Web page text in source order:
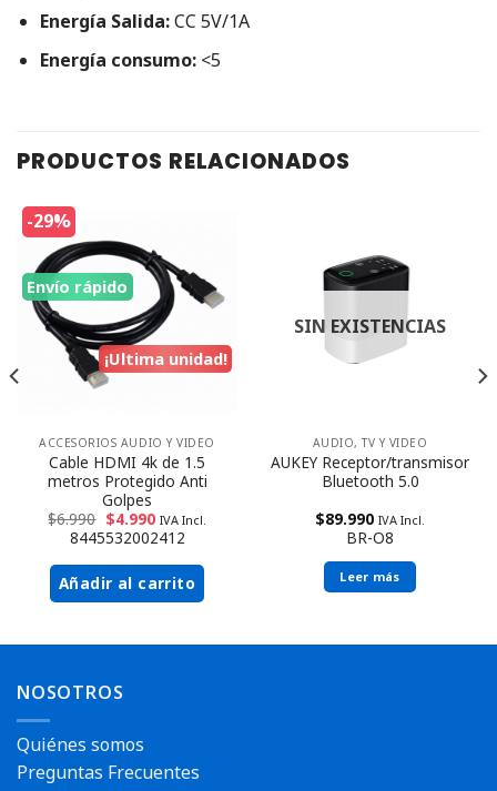
Energía Salida:CC 5V/1A
Energía consumo:<5
PRODUCTOS RELACIONADOS
-29%
¡Ultima unidad!
Envío rápido
ACCESORIOS AUDIO Y VIDEO
Cable HDMI 4k de 1.5
metros Protegido Anti
Golpes
$6.990 $4.990 IVA Incl.
8445532002412
Añadir al carrito
SIN EXISTENCIAS
AUDIO, TV Y VIDEO
AUKEY Receptor/transmisor
Bluetooth 5.0
$89.990 IVA Incl.
BR-O8
Leer más
NOSOTROS
Quiénes somos
Preguntas Frecuentes